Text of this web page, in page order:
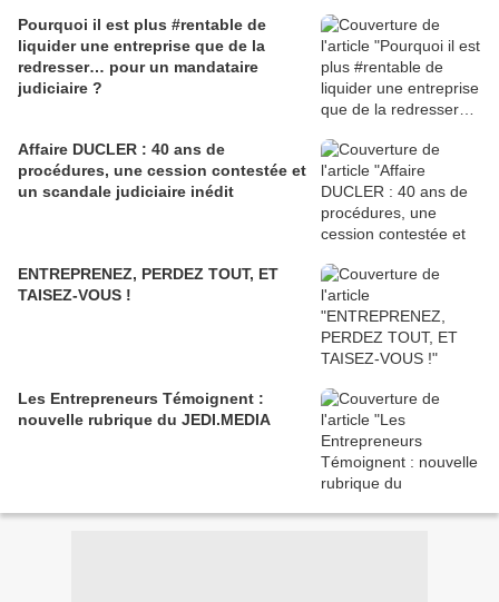
Pourquoi il est plus #rentable de
liquider une entreprise que de la
redresser… pour un mandataire
judiciaire ?
Affaire DUCLER : 40 ans de
procédures, une cession contestée et
un scandale judiciaire inédit
ENTREPRENEZ, PERDEZ TOUT, ET
TAISEZ-VOUS !
Les Entrepreneurs Témoignent :
nouvelle rubrique du JEDI.MEDIA